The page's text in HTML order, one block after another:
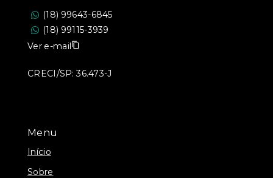
Menu
Início
Sobre
(18) 99643-6845
(18) 99115-3939
Ver e-mail
CRECI/SP: 36.473-J